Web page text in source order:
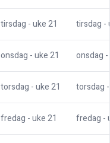
tirsdag - uke21 tirsdag -
onsdag - uke21 onsdag
torsdag - uke21 torsdag
fredag - uke21 fredag -